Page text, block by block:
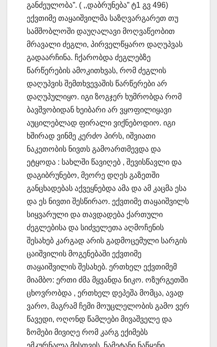
განძეულობა”. ( ,,დაბრუნება” ტ1 გვ 496)
ექვთიმე თაყაიშვილმა საზღვარგარეთ თუ
სამშობლოში დაუღალავი მოღვაწეობით
მრავალი ძეგლი, პირველწყარო დაღუპვას
გადაარჩინა. ჩქარობდა ძეგლებზე
წარწერების ამოკითხვას, რომ ძეგლის
დაღუპვის შემთხვევაშის წარწერები არ
დაღუპულიყო. იგი ზოგჯერ ხუმრობდა რომ
ბავშვობიდან ხეიბარი არ ვყოფილიყავი
აუცილებლად ფირალი ვიქნებოდიო. იგი
ხშირად ვინმე კერძო პირს, იშვიათი
ნაკეთობის ნივთს გამოართმევდა და
ეტყოდა : სახლში წავიღებ , შევისწავლი და
დაგიბრუნებო, მეორე დღეს გაზეთში
განცხადებას აქვეყნებდა ამა და ამ კაცმა ესა
და ეს ნივთი შესწირაო. ექვთიმე თაყაიშვილს
სიყვარული და თავდადება ქართული
ძეგლებისა და სიძველეთა აღმოჩენის
შესახებ კარგად არის გადმოცემული სარგის
ცაიშვილის მოგენებაში ექვთიმე
თაყაიშვილის შესახებ. ერთხელ ექვთიმემ
მიამბო: ერთი ძმა მყვანდა ნიკო. ოზურგეთში
ცხოვრობდა , ერთხელ დეპეშა მომცა, ავად
ვარო, მაგრამ ჩემი მოუცლელობის გამო ვერ
წავედი, ოღონდ წამლები მივაშველე და
ზომები მივიღე რომ კარგ ექიმებს
ემკურნალა მისთვის, ნამეტანი ნაწყენი